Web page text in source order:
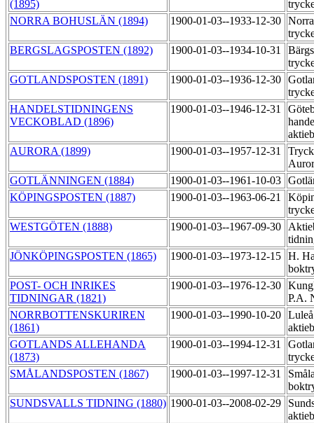
(1895)
NORRA BOHUSLÄN (1894)
1900-01-03--1933-12-30
BERGSLAGSPOSTEN (1892)
1900-01-03--1934-10-31
GOTLANDSPOSTEN (1891)
1900-01-03--1936-12-30
HANDELSTIDNINGENS
VECKOBLAD (1896)
1900-01-03--1946-12-31
AURORA (1899)
1900-01-03--1957-12-31
GOTLÄNNINGEN (1884)
1900-01-03--1961-10-03
KÖPINGSPOSTEN (1887)
1900-01-03--1963-06-21
WESTGÖTEN (1888)
1900-01-03--1967-09-30
JÖNKÖPINGSPOSTEN (1865)
1900-01-03--1973-12-15 H.
POST- OCH INRIKES
TIDNINGAR (1821)
1900-01-03--1976-12-30
P.A.
NORRBOTTENSKURIREN
(1861)
1900-01-03--1990-10-20
GOTLANDS ALLEHANDA
(1873)
1900-01-03--1994-12-31
SMÅLANDSPOSTEN (1867)
1900-01-03--1997-12-31
SUNDSVALLS TIDNING (1880) 1900-01-03--2008-02-29